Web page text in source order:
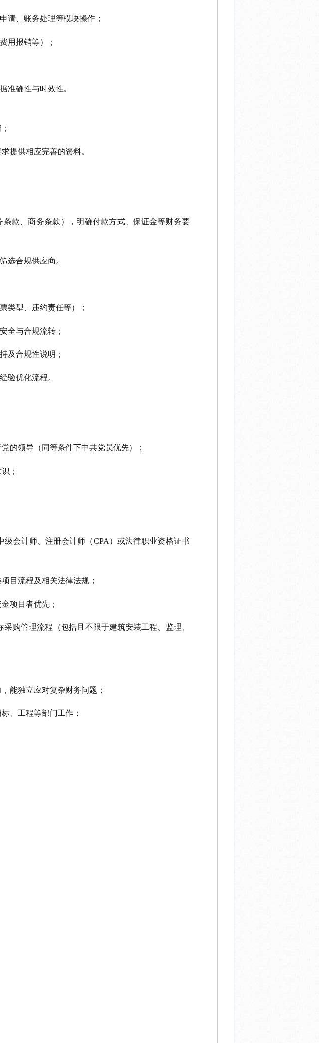
请、账务处理等模块操作；
用报销等）；
准确性与时效性。
提供相应完善的资料。
款、商务条款），明确付款方式、保证金等财务要
选合规供应商。
类型、违约责任等）；
全与合规流转；
及合规性说明；
验优化流程。
的领导（同等条件下中共党员优先）；
；
会计师、注册会计师（CPA）或法律职业资格证书
目流程及相关法律法规；
项目者优先；
购管理流程（包括且不限于建筑安装工程、监理、
能独立应对复杂财务问题；
、工程等部门工作；